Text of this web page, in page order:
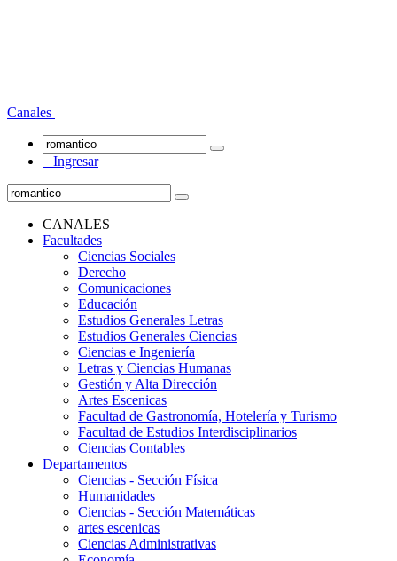
Canales
Ingresar
CANALES
Facultades
Ciencias Sociales
Derecho
Comunicaciones
Educación
Estudios Generales Letras
Estudios Generales Ciencias
Ciencias e Ingeniería
Letras y Ciencias Humanas
Gestión y Alta Dirección
Artes Escenicas
Facultad de Gastronomía, Hotelería y Turismo
Facultad de Estudios Interdisciplinarios
Ciencias Contables
Departamentos
Ciencias - Sección Física
Humanidades
Ciencias - Sección Matemáticas
artes escenicas
Ciencias Administrativas